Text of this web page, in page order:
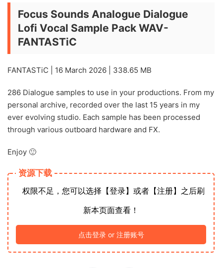
Focus Sounds Analogue Dialogue
Lofi Vocal Sample Pack WAV-
FANTASTiC
FANTASTiC | 16 March 2026 | 338.65 MB
286 Dialogue samples to use in your productions. From my
personal archive, recorded over the last 15 years in my
ever evolving studio. Each sample has been processed
through various outboard hardware and FX.
Enjoy 🙂
资源下载
权限不足，您可以选择【登录】或者【注册】之后刷
新本页面查看！
点击登录 or 注册账号